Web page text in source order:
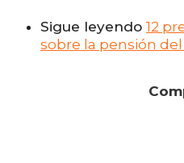
Sigue leyendo 12
sobre la pensión del